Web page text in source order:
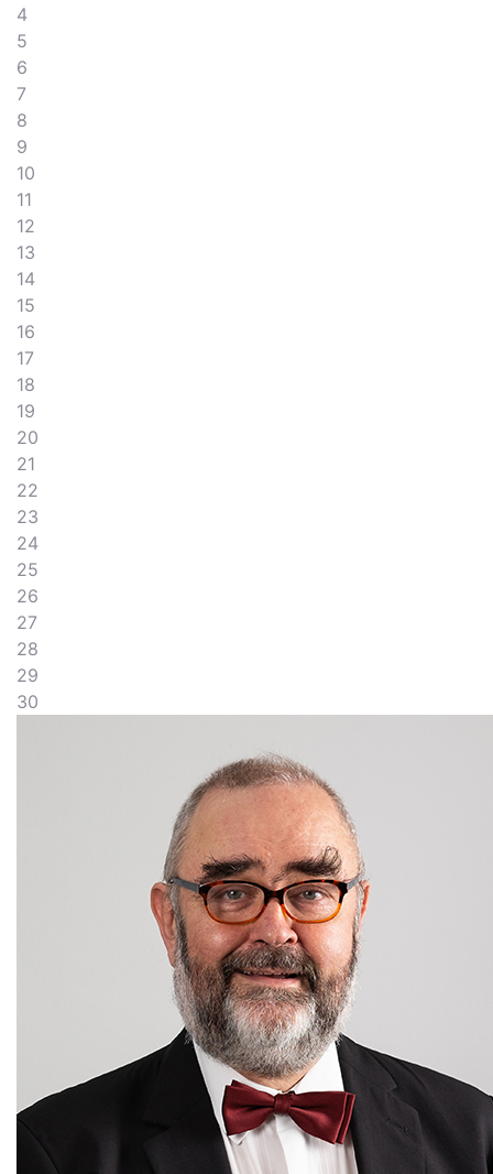
4
5
6
7
8
9
10
11
12
13
14
15
16
17
18
19
20
21
22
23
24
25
26
27
28
29
30